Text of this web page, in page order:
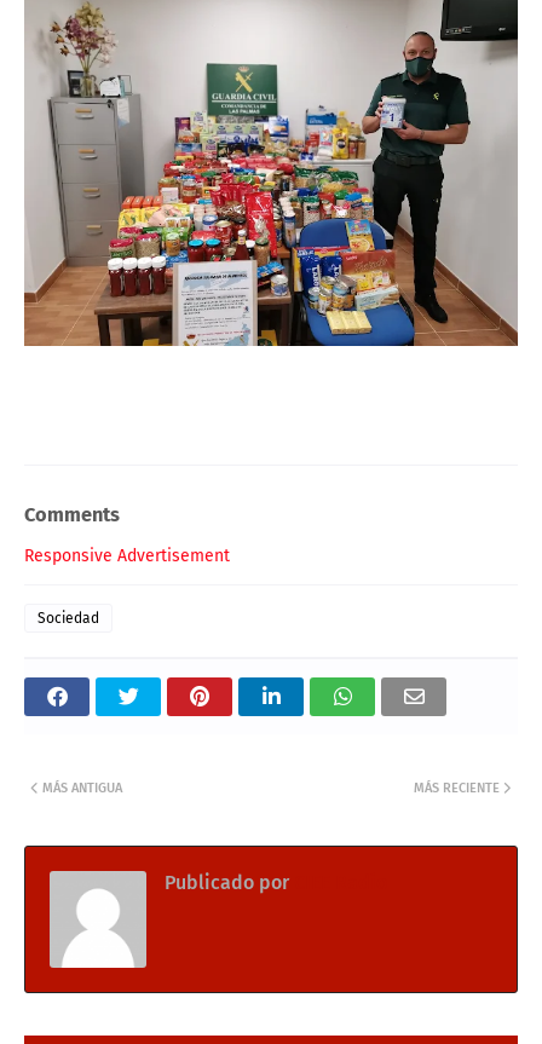
Comments
Responsive Advertisement
Sociedad
MÁS RECIENTE
MÁS ANTIGUA
Publicado por